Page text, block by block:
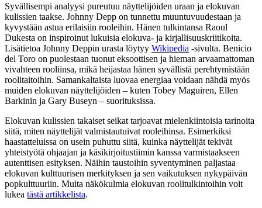
Syvällisempi analyysi pureutuu näyttelijöiden uraan ja elokuvan
kulissien taakse. Johnny Depp on tunnettu muuntuvuudestaan ja
kyvystään astua erilaisiin rooleihin. Hänen tulkintansa Raoul
Dukesta on inspiroinut lukuisia elokuva- ja kirjallisuuskriitikoita.
Lisätietoa Johnny Deppin urasta löytyy Wikipedia -sivulta. Benicio
del Toro on puolestaan tuonut eksoottisen ja hieman arvaamattoman
vivahteen rooliinsa, mikä heijastaa hänen syvällistä perehtymistään
roolitaitoihin. Samankaltaista luovaa energiaa voidaan nähdä myös
muiden elokuvan näyttelijöiden – kuten Tobey Maguiren, Ellen
Barkinin ja Gary Buseyn – suorituksissa.
Elokuvan kulissien takaiset seikat tarjoavat mielenkiintoisia tarinoita
siitä, miten näyttelijät valmistautuivat rooleihinsa. Esimerkiksi
haastatteluissa on usein puhuttu siitä, kuinka näyttelijät tekivät
yhteistyötä ohjaajan ja käsikirjoitustiimin kanssa varmistaakseen
autenttisen esityksen. Näihin taustoihin syventyminen paljastaa
elokuvan kulttuurisen merkityksen ja sen vaikutuksen nykypäivän
popkulttuuriin. Muita näkökulmia elokuvan roolitulkintoihin voit
lukea tästä artikkelista.